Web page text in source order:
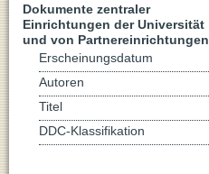
Dokumente zentraler
Einrichtungen der Universität
und von Partnereinrichtungen
Erscheinungsdatum
Autoren
Titel
DDC-Klassifikation